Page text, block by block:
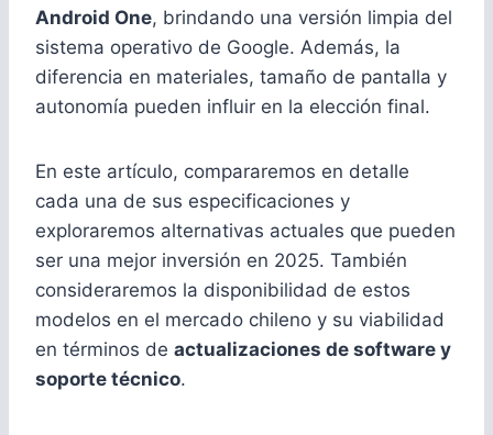
Android One, brindando una versión limpia del
sistema operativo de Google. Además, la
diferencia en materiales, tamaño de pantalla y
autonomía pueden influir en la elección final.
En este artículo, compararemos en detalle
cada una de sus especificaciones y
exploraremos alternativas actuales que pueden
ser una mejor inversión en 2025. También
consideraremos la disponibilidad de estos
modelos en el mercado chileno y su viabilidad
en términos de actualizaciones de software y
soporte técnico.